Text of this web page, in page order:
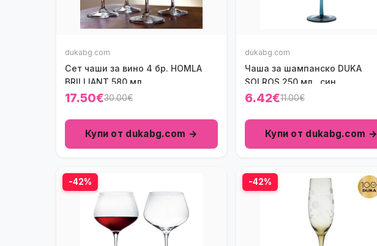
dukabg.com
Сет чаши за вино 4 бр. HOMLA
BRILLIANT 580 мл.
17.50€30.00€
Купи от dukabg.com →
dukabg.com
Чаша за шампанско DUKA
SOLROS 250 мл., син
6.42€11.00€
Купи от dukabg.com →
-42% -42%